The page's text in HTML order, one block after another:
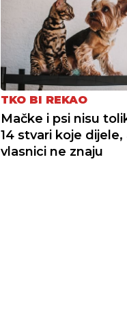
TKO BI REKAO
Mačke i psi nisu
14 stvari koje
vlasnici ne znaju